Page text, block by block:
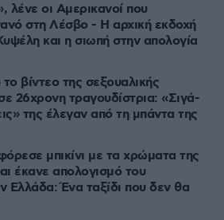
λένε οι Αμερικανοί που
στη Λέσβο - Η αρχική εκδοχή
και η σιωπή στην απολογία
βίντεο της σεξουαλικής
26χρονη τραγουδίστρια: «Σιγά-
της έλεγαν από τη μπάντα της
μπικίνι με τα χρώματα της
έκανε απολογισμό του
Ελλάδα: Ένα ταξίδι που δεν θα